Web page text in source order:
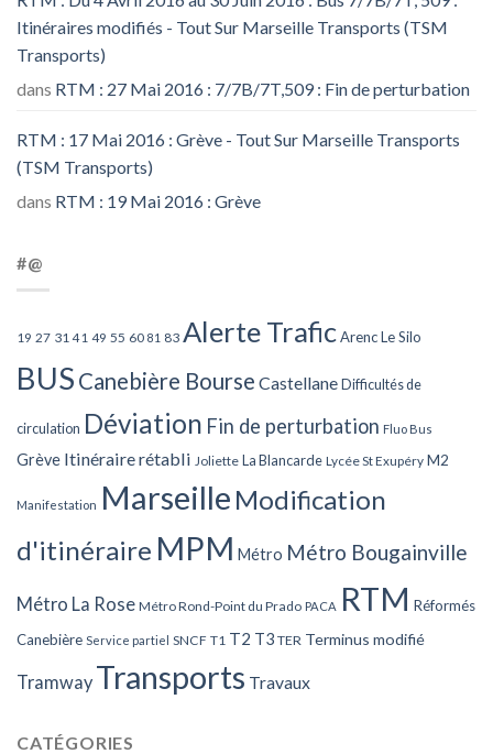
Itinéraires modifiés - Tout Sur Marseille Transports (TSM
Transports)
dans RTM : 27 Mai 2016 : 7/7B/7T,509 : Fin de perturbation
RTM : 17 Mai 2016 : Grève - Tout Sur Marseille Transports
(TSM Transports)
dans RTM : 19 Mai 2016 : Grève
#@
19 27 31 41 49 55 60 81 83 Alerte TraficArenc Le Silo
BUS Canebière Bourse Castellane Difficultés de
circulation Déviation Fin de perturbation Fluo Bus
Grève Itinéraire rétabli Joliette La Blancarde Lycée St Exupéry M2
Manifestation Marseille Modification
d'itinéraire MPM Métro Métro Bougainville
Métro La Rose Métro Rond-Point du Prado PACA RTM Réformés
Canebière Service partiel SNCF T1 T2 T3 TER Terminus modifié
Tramway Transports Travaux
CATÉGORIES